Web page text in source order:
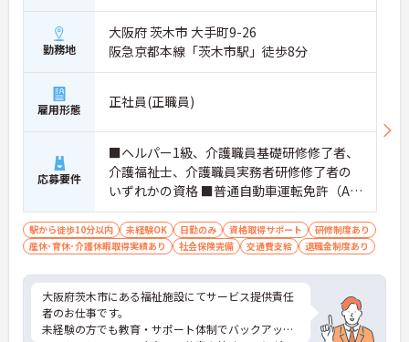
勤務地
大阪府 茨木市 大手町9-26
阪急京都本線「茨木市駅」徒歩8分
雇用形態 正社員(正職員)
応募要件
■ヘルパー1級、介護職員基礎研修修了者、
介護福祉士、介護職員実務者研修修了者の
いずれかの資格 ■普通自動車運転免許（AT
限定可）あれば尚可 ■簡単なＰＣスキル
（ワード・エクセルなど） ■未経験の方OK
駅から徒歩10分以内 未経験OK 日勤のみ 資格取得サポート
研修制度あり
産休･育休･介護休暇取得実績あり
社会保険完備 交通費支給 退職金制度あり
大阪府茨木市にある福祉施設にてサービス提供責任
者のお仕事です。
未経験の方でも教育・サポート体制でバックアップ